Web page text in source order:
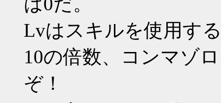
Lvはスキルを使用す
10の倍数、コンマゾ
ぞ！